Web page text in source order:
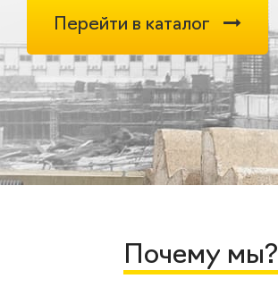
Перейти в каталог
Почему мы?